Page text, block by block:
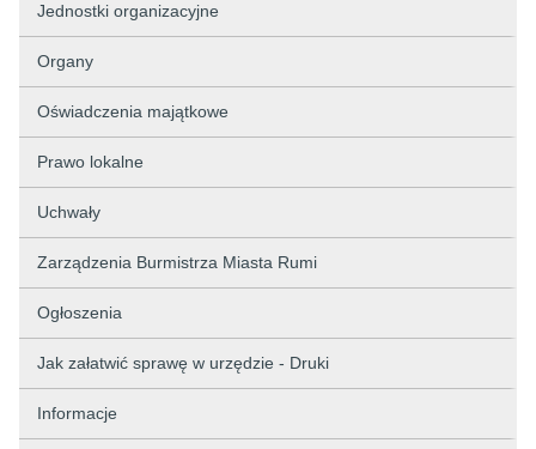
Jednostki organizacyjne
Organy
Oświadczenia majątkowe
Prawo lokalne
Uchwały
Zarządzenia Burmistrza Miasta Rumi
Ogłoszenia
Jak załatwić sprawę w urzędzie - Druki
Informacje